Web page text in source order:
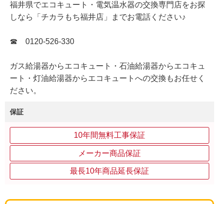
福井県でエコキュート・電気温水器の交換専門店をお探
しなら「チカラもち福井店」までお電話ください♪
☎ 0120-526-330
ガス給湯器からエコキュート・石油給湯器からエコキュ
ート・灯油給湯器からエコキュートへの交換もお任せく
ださい。
保証
10年間無料工事保証
メーカー商品保証
最長10年商品延長保証